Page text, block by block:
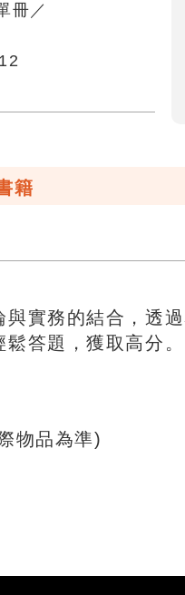
冊 ／
籍
實務的結合，透
答題，獲取高分。
物品為準)